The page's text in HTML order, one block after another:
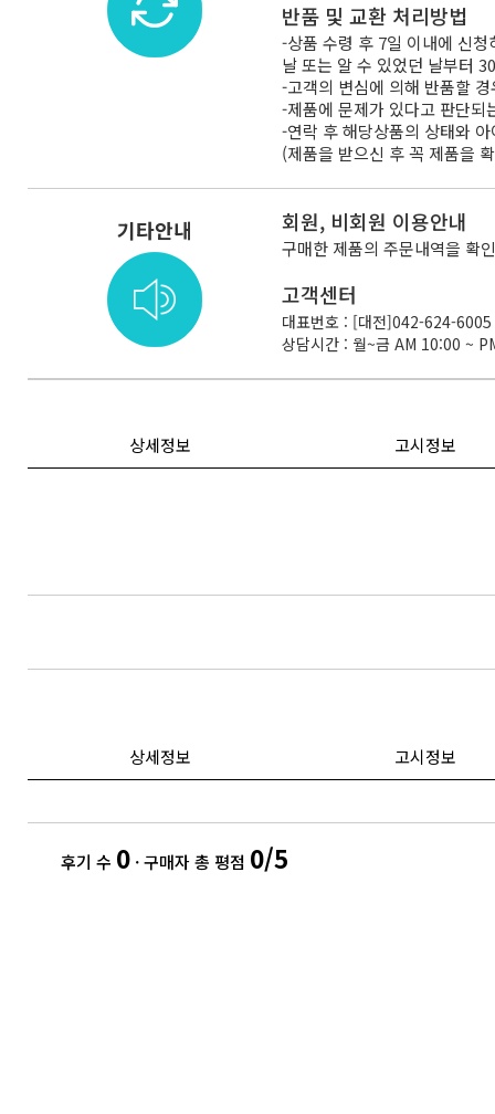
반품 및 교환 처리방법
-상품 수령 후 7일 이내에 신
날 또는 알 수 있었던 날부터
-고객의 변심에 의해 반품할
-제품에 문제가 있다고 판단되
-연락 후 해당상품의 상태와
(제품을 받으신 후 꼭 제품을
기타안내 회원, 비회원 이용안내
구매한 제품의 주문내역을 확
고객센터
대표번호 : [대전]042-624-
상담시간 : 월~금 AM 10:00 ~
상세정보 고시정보
상세정보 고시정보
후기 수 0 · 구매자 총 평점 0/5